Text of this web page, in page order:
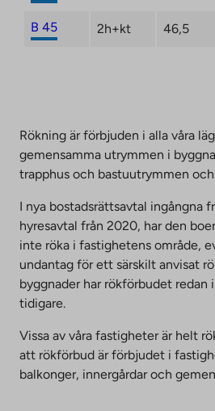
B 45 2h+kt 46,5
Rökning är förbjuden i alla våra
gemensamma utrymmen i
trapphus och bastuutrymmen
I nya bostadsrättsavtal ingångna
hyresavtal från 2020, har den
inte röka i fastighetens område,
undantag för ett särskilt anvisat
byggnader har rökförbudet redan
tidigare.
Vissa av våra fastigheter är helt
att rökförbud är förbjudet i
balkonger, innergårdar och